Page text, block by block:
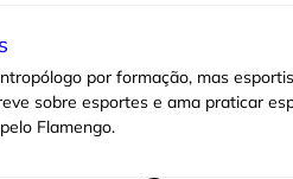
por formação, mas
sobre esportes e ama praticar
Flamengo.